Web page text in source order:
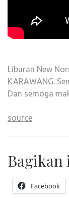
Liburan New
KARAWANG.
Dan semoga
source
Bagikan
Facebook